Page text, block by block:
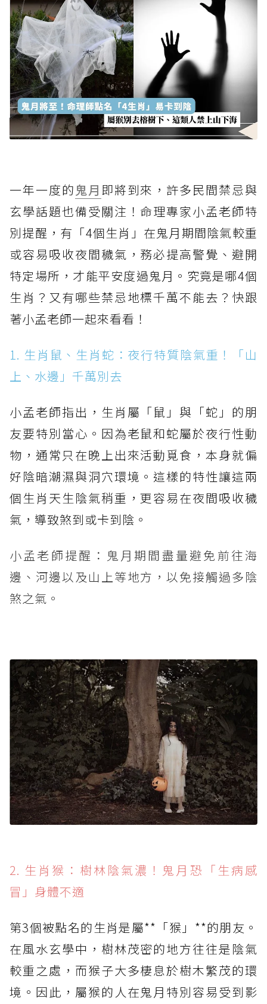
一年一度的 鬼月 即將到來，許多民間禁忌與
玄學話題也備受關注！命理專家小孟老師特
別提醒，有「4個生肖」在鬼月期間陰氣較重
或容易吸收夜間穢氣，務必提高警覺、避開
特定場所，才能平安度過鬼月。究竟是哪4個
生肖？又有哪些禁忌地標千萬不能去？快跟
著小孟老師一起來看看！
1. 生肖鼠、生肖蛇：夜行特質陰氣重！「山
上、水邊」千萬別去
小孟老師指出，生肖屬「鼠」與「蛇」的朋
友要特別當心。因為老鼠和蛇屬於夜行性動
物，通常只在晚上出來活動覓食，本身就偏
好陰暗潮濕與洞穴環境。這樣的特性讓這兩
個生肖天生陰氣稍重，更容易在夜間吸收穢
氣，導致煞到或卡到陰。
小孟老師提醒：鬼月期間盡量避免前往海
邊、河邊以及山上等地方，以免接觸過多陰
煞之氣。
2. 生肖猴：樹林陰氣濃！鬼月恐「生病感
冒」身體不適
第3個被點名的生肖是屬**「猴」**的朋友。
在風水玄學中，樹林茂密的地方往往是陰氣
較重之處，而猴子大多棲息於樹木繁茂的環
境。因此，屬猴的人在鬼月特別容易受到影